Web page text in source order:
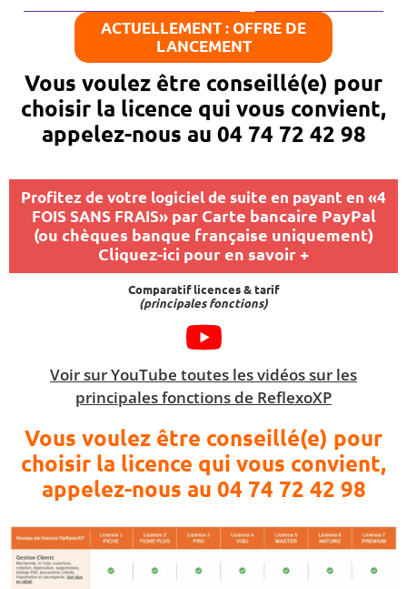
ACTUELLEMENT : OFFRE DE
LANCEMENT
Vous voulez être conseillé(e) pour
choisir la licence qui vous convient,
appelez-nous au 04 74 72 42 98
Profitez de votre logiciel de suite en payant en «4
FOIS SANS FRAIS» par Carte bancaire PayPal
(ou chèques banque française uniquement)
Cliquez-ici pour en savoir +
Comparatif licences & tarif
(principales fonctions)
Voir sur YouTube toutes les vidéos sur les
principales fonctions de ReflexoXP
Vous voulez être conseillé(e) pour
choisir la licence qui vous convient,
appelez-nous au 04 74 72 42 98